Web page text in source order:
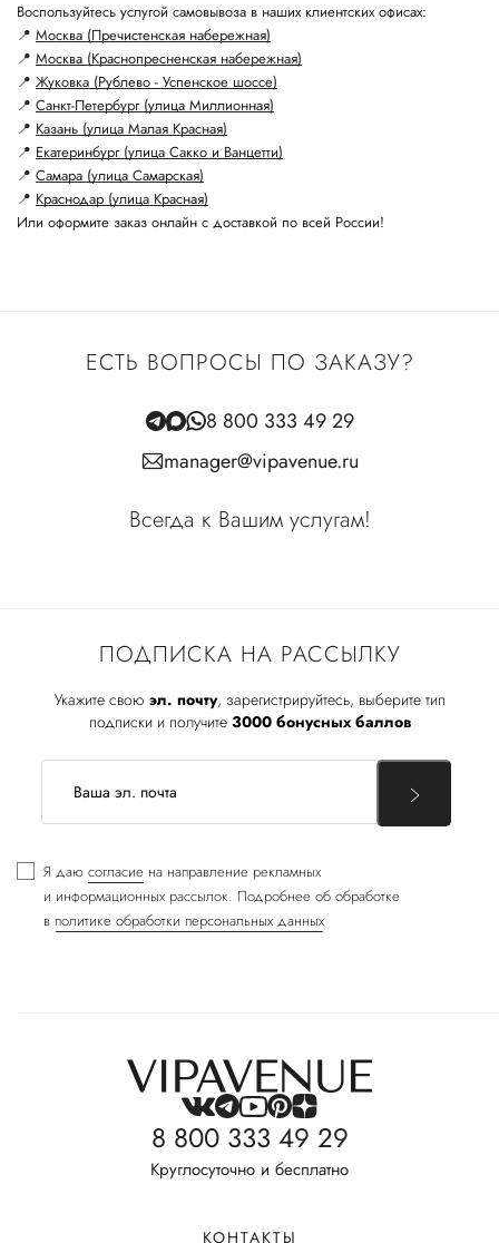
Воспользуйтесь услугой самовывоза в наших клиентских офисах:
📍 Москва (Пречистенская набережная)
📍 Москва (Краснопресненская набережная)
📍 Жуковка (Рублево - Успенское шоссе)
📍 Санкт-Петербург (улица Миллионная)
📍 Казань (улица Малая Красная)
📍 Екатеринбург (улица Сакко и Ванцетти)
📍 Самара (улица Самарская)
📍 Краснодар (улица Красная)
Или оформите заказ онлайн с доставкой по всей России!
ПОДПИСКА НА РАССЫЛКУ
Укажите свою эл. почту, зарегистрируйтесь, выберите тип
подписки и получите 3000 бонусных баллов
Я даю согласие на направление рекламных
и информационных рассылок. Подробнее об обработке
в политике обработки персональных данных
ЕСТЬ ВОПРОСЫ ПО ЗАКАЗУ?
8 800 333 49 29
manager@vipavenue.ru
Всегда к Вашим услугам!
8 800 333 49 29
Круглосуточно и бесплатно
КОНТАКТЫ